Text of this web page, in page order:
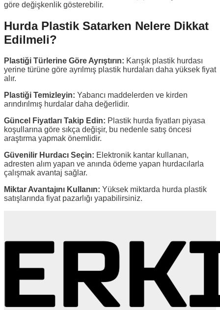
göre değişkenlik gösterebilir.
Hurda Plastik Satarken Nelere Dikkat
Edilmeli?
Plastiği Türlerine Göre Ayrıştırın: Karışık plastik hurdası
yerine türüne göre ayrılmış plastik hurdaları daha yüksek fiyat
alır.
Plastiği Temizleyin: Yabancı maddelerden ve kirden
arındırılmış hurdalar daha değerlidir.
Güncel Fiyatları Takip Edin: Plastik hurda fiyatları piyasa
koşullarına göre sıkça değişir, bu nedenle satış öncesi
araştırma yapmak önemlidir.
Güvenilir Hurdacı Seçin: Elektronik kantar kullanan,
adresten alım yapan ve anında ödeme yapan hurdacılarla
çalışmak avantaj sağlar.
Miktar Avantajını Kullanın: Yüksek miktarda hurda plastik
satışlarında fiyat pazarlığı yapabilirsiniz.